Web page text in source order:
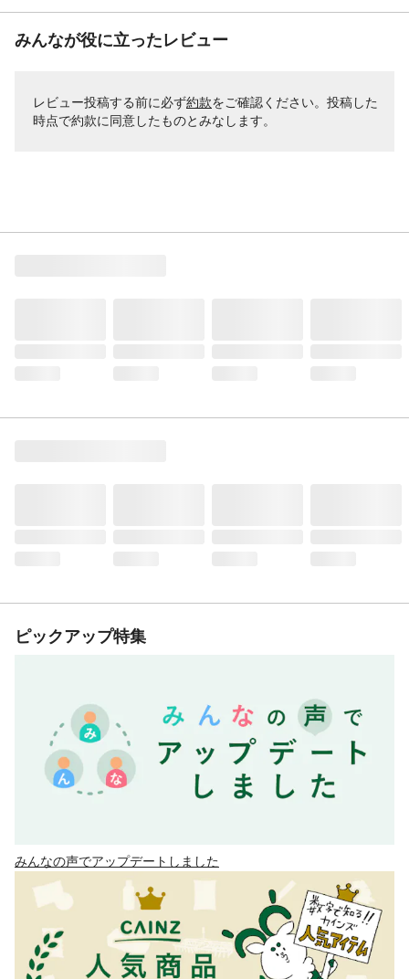
みんなが役に立ったレビュー
レビュー投稿する前に必ず約款をご確認ください。投稿した
時点で約款に同意したものとみなします。
ピックアップ特集
みんなの声でアップデートしました